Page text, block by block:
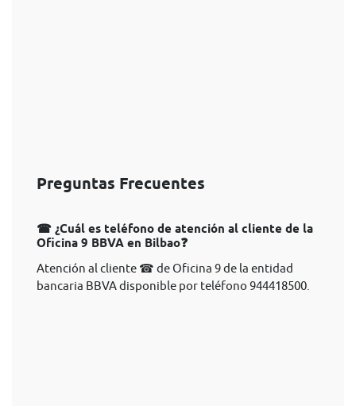
Preguntas Frecuentes
☎ ¿Cuál es teléfono de atención al cliente de la
Oficina 9 BBVA en Bilbao❓
Atención al cliente ☎ de Oficina 9 de la entidad
bancaria BBVA disponible por teléfono 944418500.